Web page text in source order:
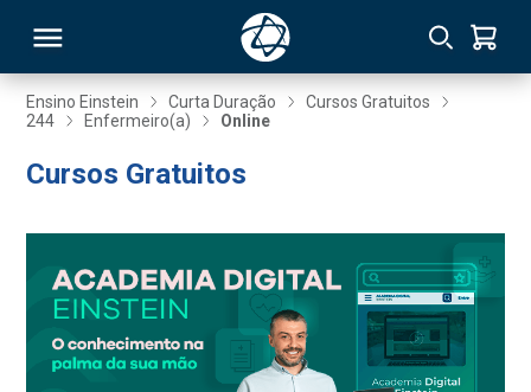
Ensino Einstein Curta Duração
Cursos Gratuitos
244
Enfermeiro(a) Online
Cursos Gratuitos